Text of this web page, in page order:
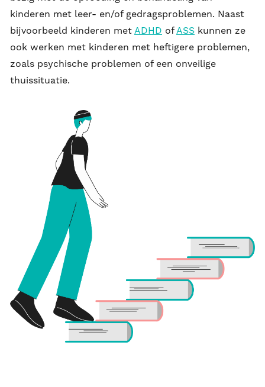
kinderen met leer- en/of gedragsproblemen. Naast
bijvoorbeeld kinderen met ADHD of ASS kunnen ze
ook werken met kinderen met heftigere problemen,
zoals psychische problemen of een onveilige
thuissituatie.